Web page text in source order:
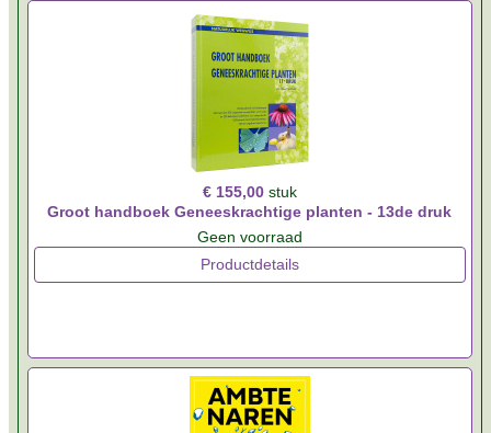
€ 155,00 stuk
Groot handboek Geneeskrachtige planten - 13de druk
Geen voorraad
Productdetails